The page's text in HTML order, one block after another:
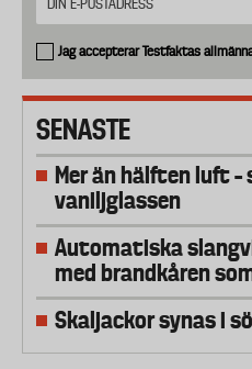
Jag accepterar Testfaktas
SENASTE
Mer än hälften luft
vaniljglassen
Automatiska
med brandkåren
Skaljackor synas i